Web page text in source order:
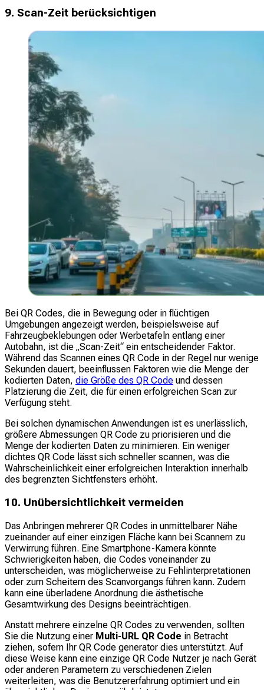
9. Scan-Zeit berücksichtigen
Bei QR Codes, die in Bewegung oder in flüchtigen
Umgebungen angezeigt werden, beispielsweise auf
Fahrzeugbeklebungen oder Werbetafeln entlang einer
Autobahn, ist die „Scan-Zeit“ ein entscheidender Faktor.
Während das Scannen eines QR Code in der Regel nur wenige
Sekunden dauert, beeinflussen Faktoren wie die Menge der
kodierten Daten, die Größe des QR Code und dessen
Platzierung die Zeit, die für einen erfolgreichen Scan zur
Verfügung steht.
Bei solchen dynamischen Anwendungen ist es unerlässlich,
größere Abmessungen QR Code zu priorisieren und die
Menge der kodierten Daten zu minimieren. Ein weniger
dichtes QR Code lässt sich schneller scannen, was die
Wahrscheinlichkeit einer erfolgreichen Interaktion innerhalb
des begrenzten Sichtfensters erhöht.
10. Unübersichtlichkeit vermeiden
Das Anbringen mehrerer QR Codes in unmittelbarer Nähe
zueinander auf einer einzigen Fläche kann bei Scannern zu
Verwirrung führen. Eine Smartphone-Kamera könnte
Schwierigkeiten haben, die Codes voneinander zu
unterscheiden, was möglicherweise zu Fehlinterpretationen
oder zum Scheitern des Scanvorgangs führen kann. Zudem
kann eine überladene Anordnung die ästhetische
Gesamtwirkung des Designs beeinträchtigen.
Anstatt mehrere einzelne QR Codes zu verwenden, sollten
Sie die Nutzung einer Multi-URL QR Code in Betracht
ziehen, sofern Ihr QR Code generator dies unterstützt. Auf
diese Weise kann eine einzige QR Code Nutzer je nach Gerät
oder anderen Parametern zu verschiedenen Zielen
weiterleiten, was die Benutzererfahrung optimiert und ein